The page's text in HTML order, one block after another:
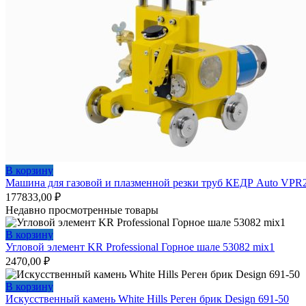
В корзину
Машина для газовой и плазменной резки труб КЕДР Auto
177833,00 ₽
Недавно просмотренные товары
В корзину
Угловой элемент KR Professional Горное шале 53082 mix1
2470,00 ₽
В корзину
Искусственный камень White Hills Реген брик Design 691-50